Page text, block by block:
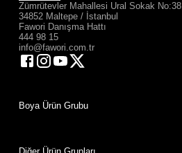
Zümrütevler Mahallesi Ural Sokak No:38
34852 Maltepe / İstanbul
Fawori Danışma Hattı
444 98 15
info@fawori.com.tr
Boya Ürün Grubu